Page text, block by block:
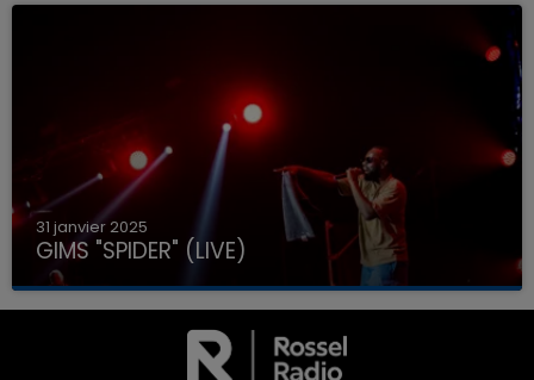
31 janvier 2025
GIMS "SPIDER" (LIVE)